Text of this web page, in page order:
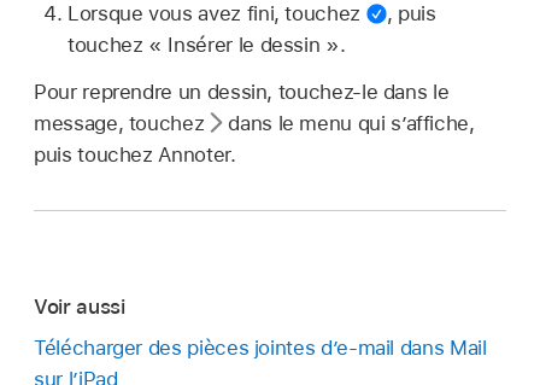
Lorsque vous avez fini, touchez
, puis
touchez « Insérer le dessin ».
Pour reprendre un dessin, touchez-le dans le
message, touchez
dans le menu qui s’affiche,
puis touchez Annoter.
Voir aussi
Télécharger des pièces jointes d’e-mail dans Mail
sur l’iPad